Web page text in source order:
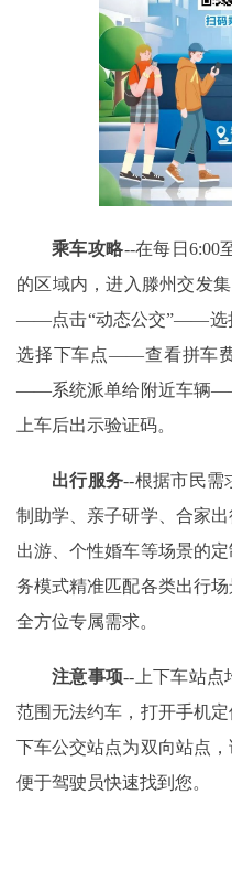
乘车攻略--在每日6:00
的区域内，进入滕州交发
——点击“动态公交”——选
选择下车点——查看拼车
——系统派单给附近车辆
上车后出示验证码。
出行服务--根据市民需
制助学、亲子研学、合家
出游、个性婚车等场景的
务模式精准匹配各类出行
全方位专属需求。
注意事项--上下车站点
范围无法约车，打开手机
下车公交站点为双向站点
便于驾驶员快速找到您。